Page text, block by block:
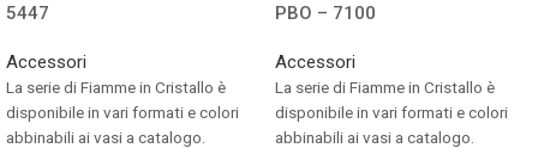
5447
Accessori
La serie di Fiamme in Cristallo è
disponibile in vari formati e colori
abbinabili ai vasi a catalogo.
PBO – 7100
Accessori
La serie di Fiamme in Cristallo è
disponibile in vari formati e colori
abbinabili ai vasi a catalogo.